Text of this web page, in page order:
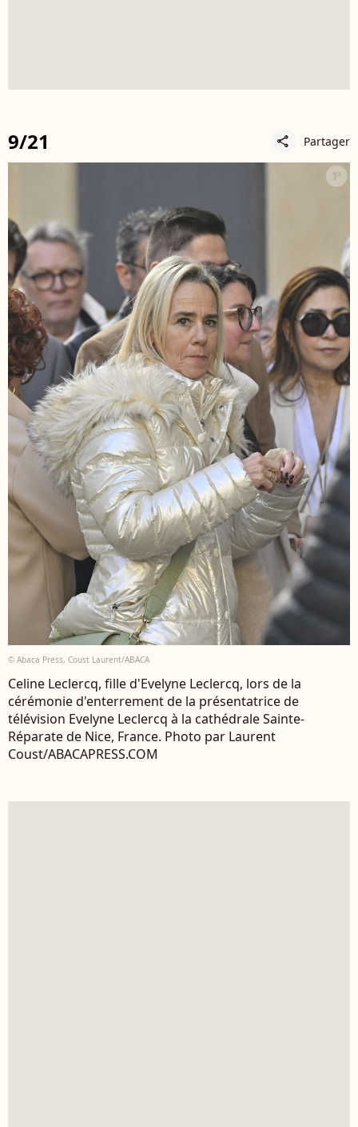
9/21 share Partager
© Abaca Press, Coust Laurent/ABACA
Celine Leclercq, fille d'Evelyne Leclercq, lors de la
cérémonie d'enterrement de la présentatrice de
télévision Evelyne Leclercq à la cathédrale Sainte-
Réparate de Nice, France. Photo par Laurent
Coust/ABACAPRESS.COM